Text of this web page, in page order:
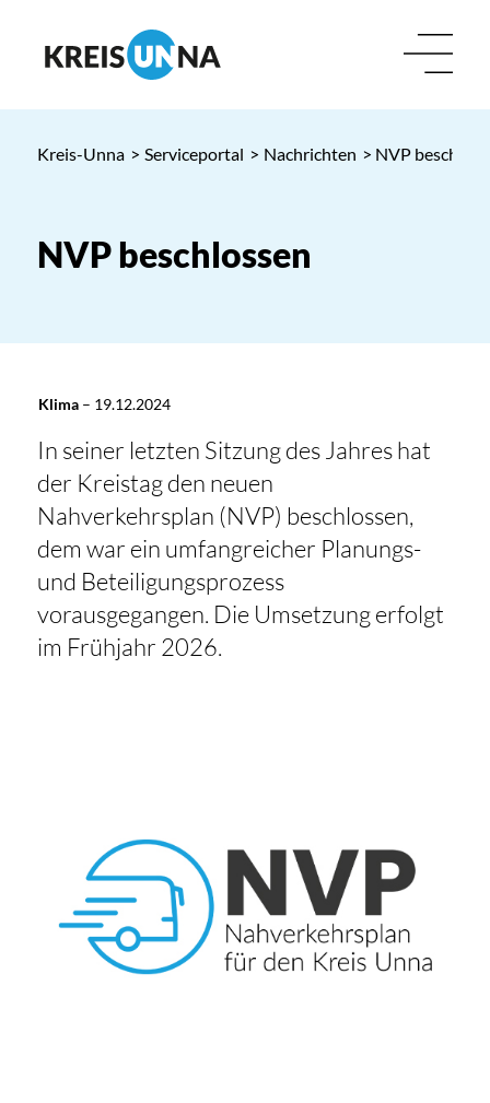
Kreis-Unna > Serviceportal > Nachrichten > NVP
NVP beschlossen
Klima– 19.12.2024
In seiner letzten Sitzung des Jahres hat
der Kreistag den neuen
Nahverkehrsplan (NVP) beschlossen,
dem war ein umfangreicher Planungs-
und Beteiligungsprozess
vorausgegangen. Die Umsetzung erfolgt
im Frühjahr 2026.